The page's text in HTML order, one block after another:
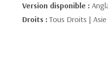
Version disponible :
Droits :Tous Droits | Asie